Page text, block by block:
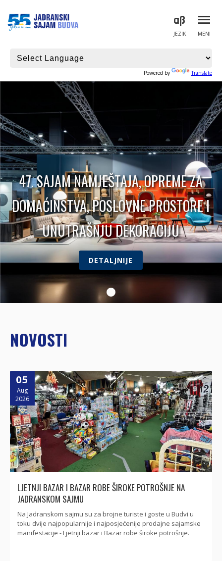
MENI
JEZIK
Powered by Translate
47. SAJAM NAMJEŠTAJA, OPREME ZA
DOMAĆINSTVA, POSLOVNE PROSTORE I
UNUTRAŠNJU DEKORACIJU
DETALJNIJE
NOVOSTI
05
Aug
2026
LJETNJI BAZAR I BAZAR ROBE ŠIROKE POTROŠNJE NA
JADRANSKOM SAJMU
Na Jadranskom sajmu su za brojne turiste i goste u Budvi u
toku dvije najpopularnije i najposjećenije prodajne sajamske
manifestacije - Ljetnji bazar i Bazar robe široke potrošnje.